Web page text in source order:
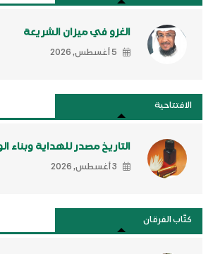
الغزو في ميزان الشريعة
5 أغسطس, 2026
الافتتاحية
التاريخ مصدر للهداية وبناء
3 أغسطس, 2026
كتَّاب الفرقان